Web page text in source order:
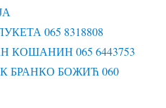
065 8318808
КОШАНИН 065 6443753
БРАНКО БОЖИЋ 060